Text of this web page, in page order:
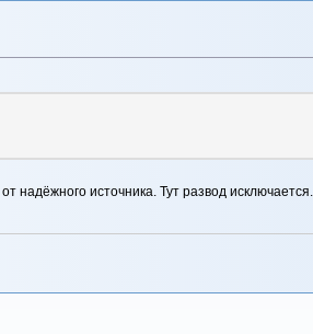
источника. Тут развод исключается...